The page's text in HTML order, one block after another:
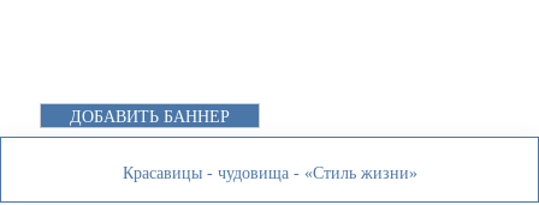
ДОБАВИТЬ БАННЕР
Красавицы - чудовища - «Стиль жизни»